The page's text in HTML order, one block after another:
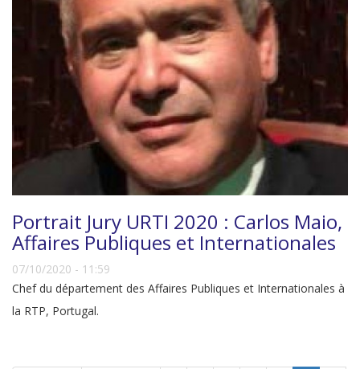
Portrait Jury URTI 2020 : Carlos Maio,
Affaires Publiques et Internationales
07/10/2020 - 11:59
Chef du département des Affaires Publiques et Internationales à
la RTP, Portugal.